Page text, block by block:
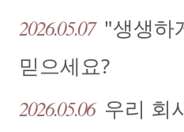
2026.05.07 "생생하
믿으세요?
2026.05.06 우리 회